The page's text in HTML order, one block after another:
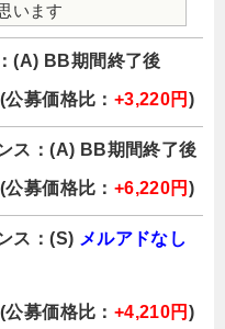
います
(A) BB期間終了後
募価格比： +3,220円 )
ス：(A) BB期間終了後
募価格比： +6,220円 )
ス：(S) メルアドなし
募価格比： +4,210円 )